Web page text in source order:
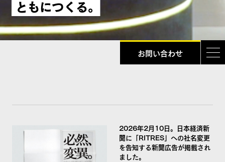
ともにつく る。
お問い合わせ
2026年2月10日。日本経済新
聞に「RITRES」への社名変更
を告知する新聞広告が掲載され
ました。